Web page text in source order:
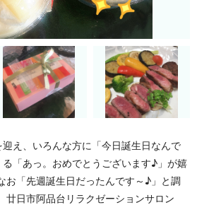
え、いろんな方に「今日誕生日なんで
「あっ。おめでとうございます♪」が嬉
お「先週誕生日だったんです～♪」と調
廿日市阿品台リラクゼーションサロン